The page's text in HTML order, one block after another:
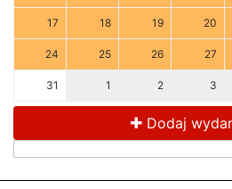
17 18 19 20
24 25 26 27
31 1 2 3
Dodaj